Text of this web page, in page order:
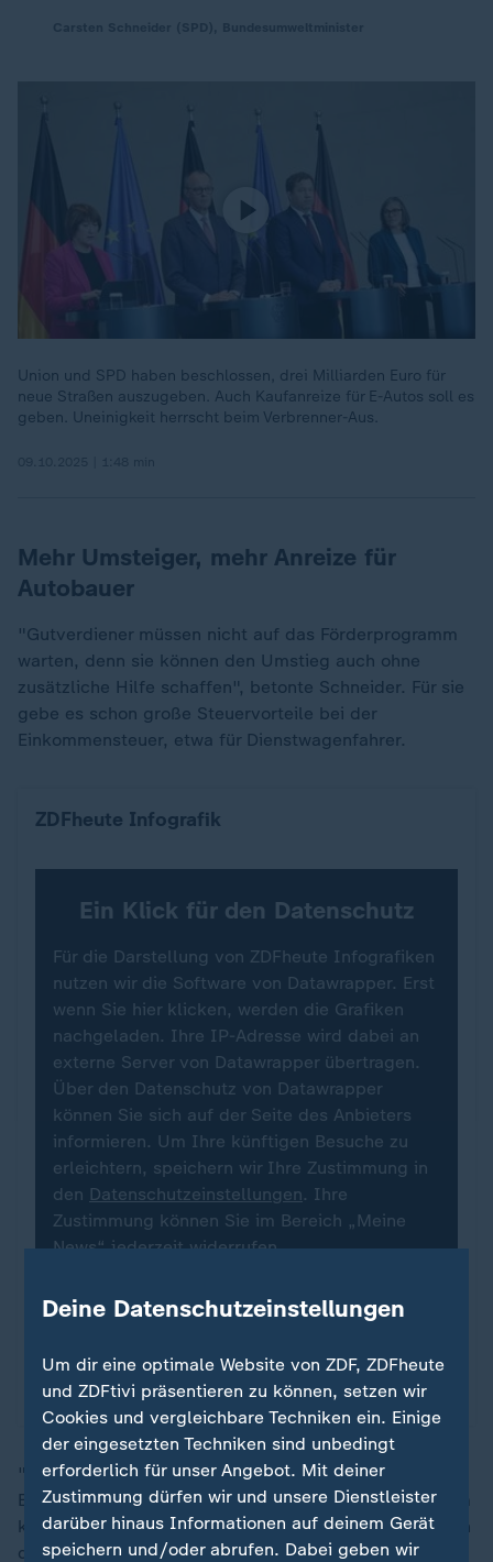
Union und SPD haben beschlossen, drei Milliarden Euro für
neue Straßen auszugeben. Auch Kaufanreize für E-Autos soll es
geben. Uneinigkeit herrscht beim Verbrenner-Aus.
Mehr Umsteiger, mehr Anreize für
Autobauer
"Gutverdiener müssen nicht auf das Förderprogramm
warten, denn sie können den Umstieg auch ohne
zusätzliche Hilfe schaffen", betonte Schneider. Für sie
gebe es schon große Steuervorteile bei der
Einkommensteuer, etwa für Dienstwagenfahrer.
ZDFheute Infografik
Ein Klick für den Datenschutz
Für die Darstellung von ZDFheute Infografiken
nutzen wir die Software von Datawrapper. Erst
wenn Sie hier klicken, werden die Grafiken
nachgeladen. Ihre IP-Adresse wird dabei an
externe Server von Datawrapper übertragen.
Über den Datenschutz von Datawrapper
können Sie sich auf der Seite des Anbieters
informieren. Um Ihre künftigen Besuche zu
erleichtern, speichern wir Ihre Zustimmung in
den Datenschutzeinstellungen. Ihre
Zustimmung können Sie im Bereich „Meine
News“ jederzeit widerrufen.
Infografiken anzeigen
Datenschutzeinstellungen anpassen
"Und vom Wegfall der Kfz-Steuer profitieren auch alle
E-Autofahrer", betonte der Minister. Wie das Programm
kleine und mittlere Einkommen sowie hohe Einkommen
definieren könnte, sagte er im Interview nicht.
Deine Datenschutzeinstellungen
Um dir eine optimale Website von ZDF, ZDFheute
und ZDFtivi präsentieren zu können, setzen wir
Cookies und vergleichbare Techniken ein. Einige
der eingesetzten Techniken sind unbedingt
erforderlich für unser Angebot. Mit deiner
Zustimmung dürfen wir und unsere Dienstleister
darüber hinaus Informationen auf deinem Gerät
speichern und/oder abrufen. Dabei geben wir